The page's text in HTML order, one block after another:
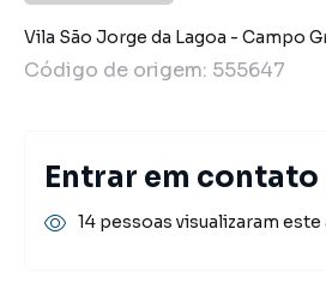
Vila São Jorge da Lagoa - Campo
Código de origem: 555647
Entrar em contato
14 pessoas visualizaram este